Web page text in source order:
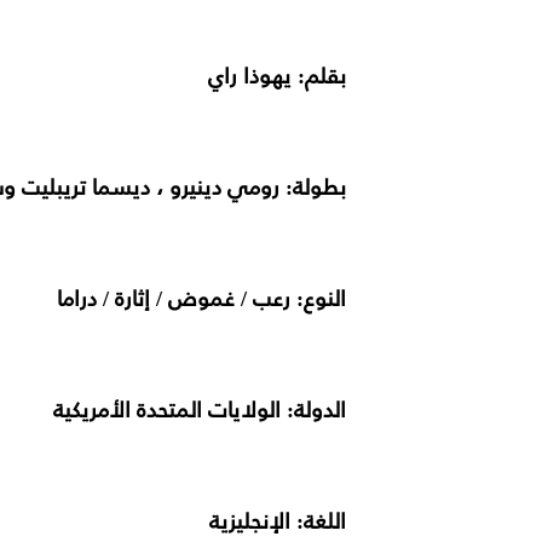
بقلم: يهوذا راي
بطولة: رومي دينيرو ، ديسما تريبليت
النوع: رعب / غموض / إثارة / دراما
الدولة: الولايات المتحدة الأمريكية
اللغة: الإنجليزية